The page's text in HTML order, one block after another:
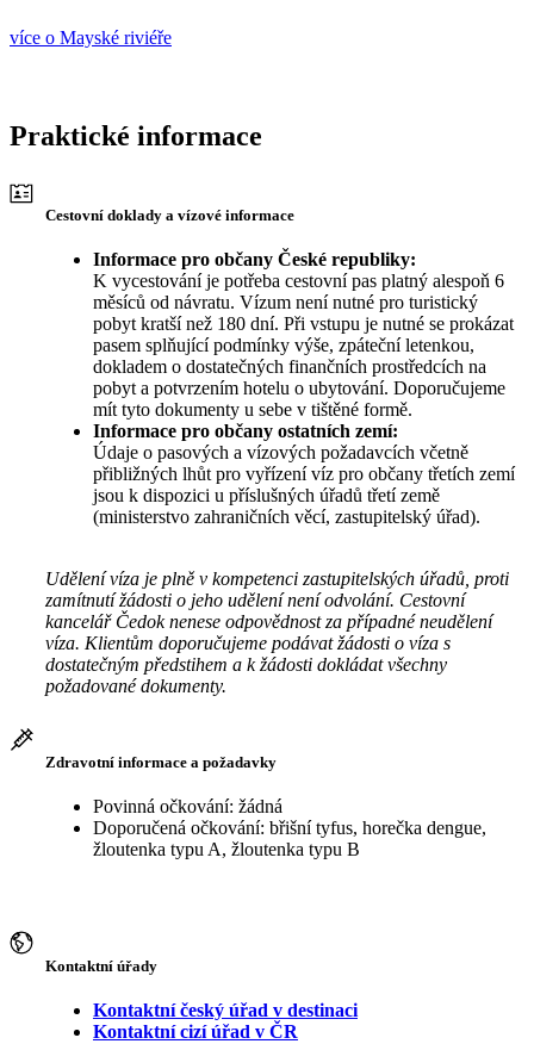
více o Mayské riviéře
Praktické informace
Cestovní doklady a vízové informace
Informace pro občany České republiky:
K vycestování je potřeba cestovní pas platný alespoň 6
měsíců od návratu. Vízum není nutné pro turistický
pobyt kratší než 180 dní. Při vstupu je nutné se prokázat
pasem splňující podmínky výše, zpáteční letenkou,
dokladem o dostatečných finančních prostředcích na
pobyt a potvrzením hotelu o ubytování. Doporučujeme
mít tyto dokumenty u sebe v tištěné formě.
Informace pro občany ostatních zemí:
Údaje o pasových a vízových požadavcích včetně
přibližných lhůt pro vyřízení víz pro občany třetích zemí
jsou k dispozici u příslušných úřadů třetí země
(ministerstvo zahraničních věcí, zastupitelský úřad).
Udělení víza je plně v kompetenci zastupitelských úřadů, proti
zamítnutí žádosti o jeho udělení není odvolání. Cestovní
kancelář Čedok nenese odpovědnost za případné neudělení
víza. Klientům doporučujeme podávat žádosti o víza s
dostatečným předstihem a k žádosti dokládat všechny
požadované dokumenty.
Zdravotní informace a požadavky
Povinná očkování: žádná
Doporučená očkování: břišní tyfus, horečka dengue,
žloutenka typu A, žloutenka typu B
Kontaktní úřady
Kontaktní český úřad v destinaci
Kontaktní cizí úřad v ČR